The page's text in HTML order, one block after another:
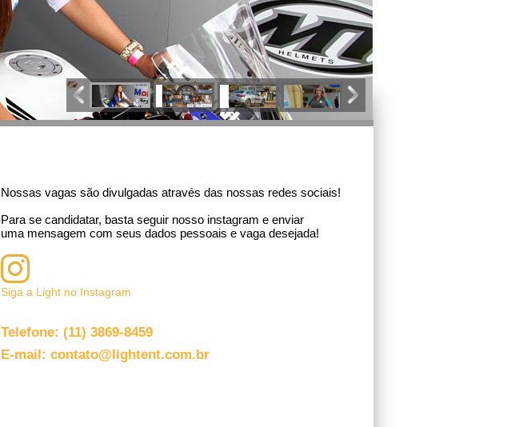
Nossas vagas são divulgadas através das nossas redes sociais!
Para se candidatar, basta seguir nosso instagram e enviar
uma mensagem com seus dados pessoais e vaga desejada!
Siga a Light no Instagram
Telefone: (11) 3869-8459
E-mail: contato@lightent.com.br